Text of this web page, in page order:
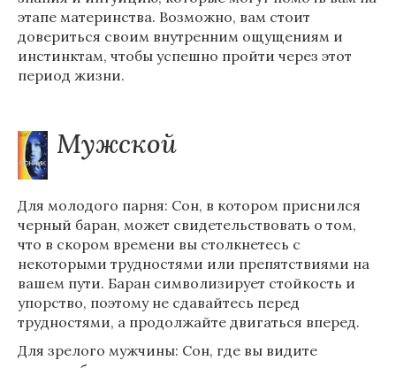
этапе материнства. Возможно, вам стоит
довериться своим внутренним ощущениям и
инстинктам, чтобы успешно пройти через этот
период жизни.
Мужской
Для молодого парня: Сон, в котором приснился
черный баран, может свидетельствовать о том,
что в скором времени вы столкнетесь с
некоторыми трудностями или препятствиями на
вашем пути. Баран символизирует стойкость и
упорство, поэтому не сдавайтесь перед
трудностями, а продолжайте двигаться вперед.
Для зрелого мужчины: Сон, где вы видите